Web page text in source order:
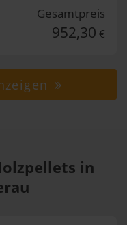
Gesamtpreis
952,30 €
in